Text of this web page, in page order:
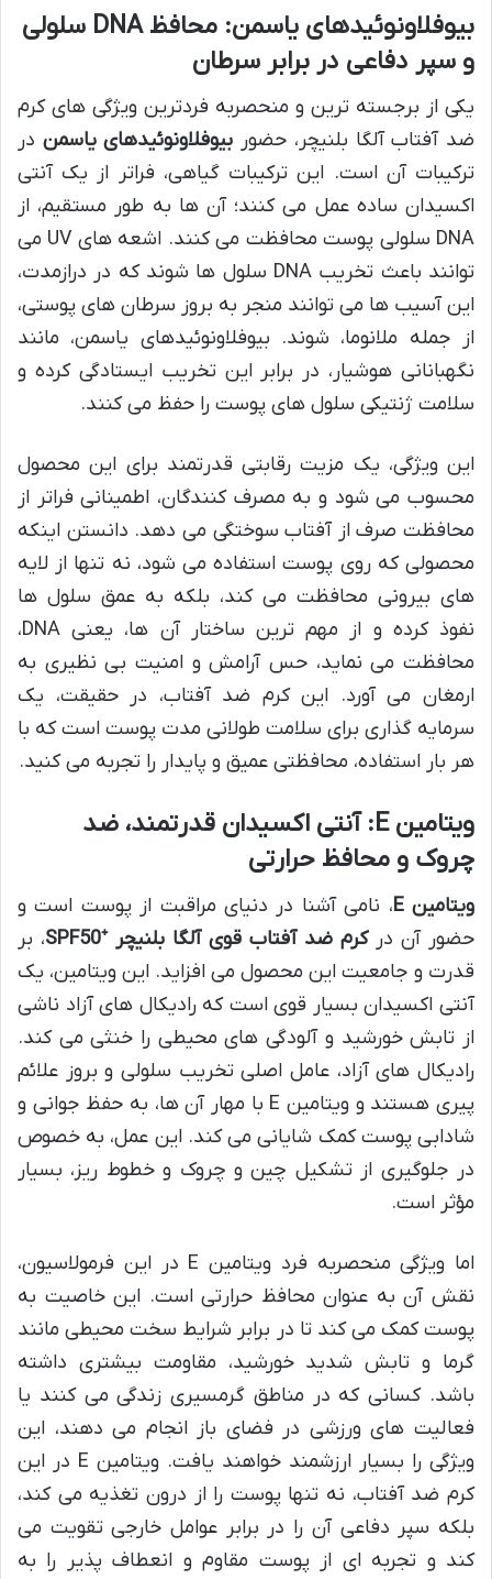
بیوفلاونوئیدهای یاسمن: محافظ DNA سلولی
و سپر دفاعی در برابر سرطان
یکی از برجسته ترین و منحصربه فردترین ویژگی های کرم
ضد آفتاب آلگا بلنیچر، حضور بیوفلاونوئیدهای یاسمن در
ترکیبات آن است. این ترکیبات گیاهی، فراتر از یک آنتی
اکسیدان ساده عمل می کنند؛ آن ها به طور مستقیم، از
DNA سلولی پوست محافظت می کنند. اشعه های UV می
توانند باعث تخریب DNA سلول ها شوند که در درازمدت،
این آسیب ها می توانند منجر به بروز سرطان های پوستی،
از جمله ملانوما، شوند. بیوفلاونوئیدهای یاسمن، مانند
نگهبانانی هوشیار، در برابر این تخریب ایستادگی کرده و
سلامت ژنتیکی سلول های پوست را حفظ می کنند.
این ویژگی، یک مزیت رقابتی قدرتمند برای این محصول
محسوب می شود و به مصرف کنندگان، اطمینانی فراتر از
محافظت صرف از آفتاب سوختگی می دهد. دانستن اینکه
محصولی که روی پوست استفاده می شود، نه تنها از لایه
های بیرونی محافظت می کند، بلکه به عمق سلول ها
نفوذ کرده و از مهم ترین ساختار آن ها، یعنی DNA،
محافظت می نماید، حس آرامش و امنیت بی نظیری به
ارمغان می آورد. این کرم ضد آفتاب، در حقیقت، یک
سرمایه گذاری برای سلامت طولانی مدت پوست است که با
هر بار استفاده، محافظتی عمیق و پایدار را تجربه می کنید.
ویتامین E: آنتی اکسیدان قدرتمند، ضد
چروک و محافظ حرارتی
ویتامین E ، نامی آشنا در دنیای مراقبت از پوست است و
حضور آن درکرم ضد آفتاب قوی آلگا بلنیچر ⁺SPF50
، بر
قدرت و جامعیت این محصول می افزاید. این ویتامین، یک
آنتی اکسیدان بسیار قوی است که رادیکال های آزاد ناشی
از تابش خورشید و آلودگی های محیطی را خنثی می کند.
رادیکال های آزاد، عامل اصلی تخریب سلولی و بروز علائم
پیری هستند و ویتامین E با مهار آن ها، به حفظ جوانی و
شادابی پوست کمک شایانی می کند. این عمل، به خصوص
در جلوگیری از تشکیل چین و چروک و خطوط ریز، بسیار
مؤثر است.
اما ویژگی منحصربه فرد ویتامین E در این فرمولاسیون،
نقش آن به عنوان محافظ حرارتی است. این خاصیت به
پوست کمک می کند تا در برابر شرایط سخت محیطی مانند
گرما و تابش شدید خورشید، مقاومت بیشتری داشته
باشد. کسانی که در مناطق گرمسیری زندگی می کنند یا
فعالیت های ورزشی در فضای باز انجام می دهند، این
ویژگی را بسیار ارزشمند خواهند یافت. ویتامین E در این
کرم ضد آفتاب، نه تنها پوست را از درون تغذیه می کند،
بلکه سپر دفاعی آن را در برابر عوامل خارجی تقویت می
کند و تجربه ای از پوست مقاوم و انعطاف پذیر را به